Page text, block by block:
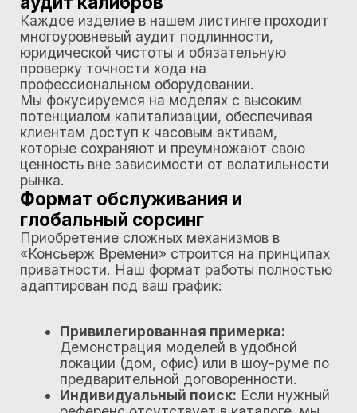
Привилегированная примерка:
Демонстрация моделей в удобной
локации (дом, офис) или в шоу-руме по
предварительной договоренности.
Индивидуальный поиск:Если нужный
референс отсутствует в каталоге, мы
задействуем сеть международных
партнеров для выкупа и оперативной
доставки лота под запрос.
Сопровождение сделки:От проверки
комплектации (Full Set) до дальнейшего
технического обслуживания в
специализированных ателье.
Основной Telegram-канал
«Консьерж времени» - открытое
комьюнити ценителей часового и
ювелирного искусства
Secret Drop— новые поступления до
появления в каталоге.
Редкие ликвидные позициис
ограниченным предложением.
Прямое общение с владельцем
бизнеса.
Подписывайтесь, чтобы получать
информацию раньше остальных.